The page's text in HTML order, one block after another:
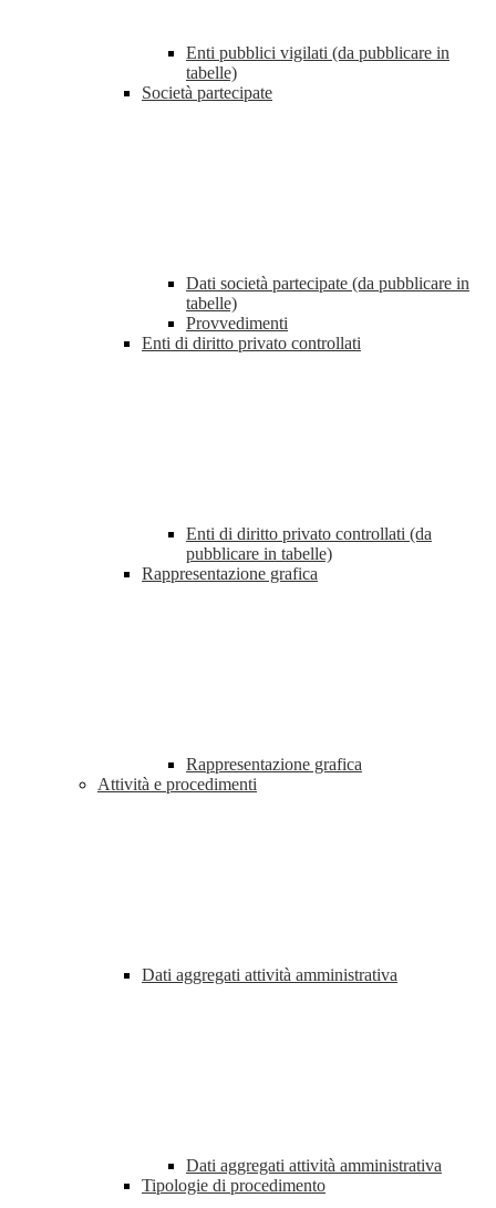
Enti pubblici vigilati (da pubblicare in
tabelle)
Società partecipate
Dati società partecipate (da pubblicare in
tabelle)
Provvedimenti
Enti di diritto privato controllati
Enti di diritto privato controllati (da
pubblicare in tabelle)
Rappresentazione grafica
Rappresentazione grafica
Attività e procedimenti
Dati aggregati attività amministrativa
Dati aggregati attività amministrativa
Tipologie di procedimento